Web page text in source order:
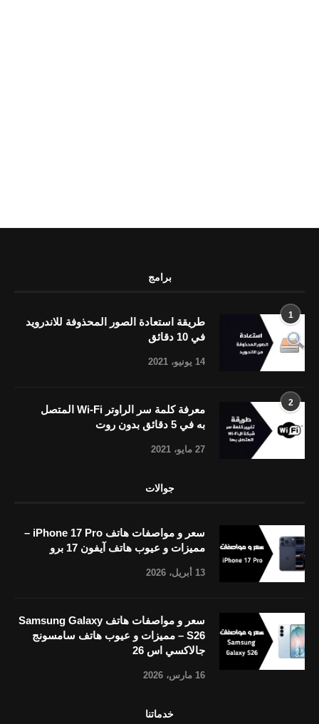
برامج
1
طريقة استعادة الصور المحذوفة للاندرويد
في 10 دقائق
14 يونيو، 2021
2
معرفة كلمة سر الراوتر Wi-Fi المتصل
به في 5 دقائق بدون روت
27 مايو، 2021
جوالات
سعر و مواصفات هاتف iPhone 17 Pro –
مميزات و عيوب هاتف آيفون 17 برو
13 أبريل، 2026
سعر و مواصفات هاتف Samsung Galaxy
S26 – مميزات و عيوب هاتف سامسونج
جالاكسي اس 26
16 مارس، 2026
خدماتنا